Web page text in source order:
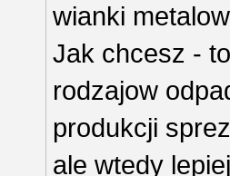
wianki
Jak chcesz -
rodzajow
produkcji
ale wtedy